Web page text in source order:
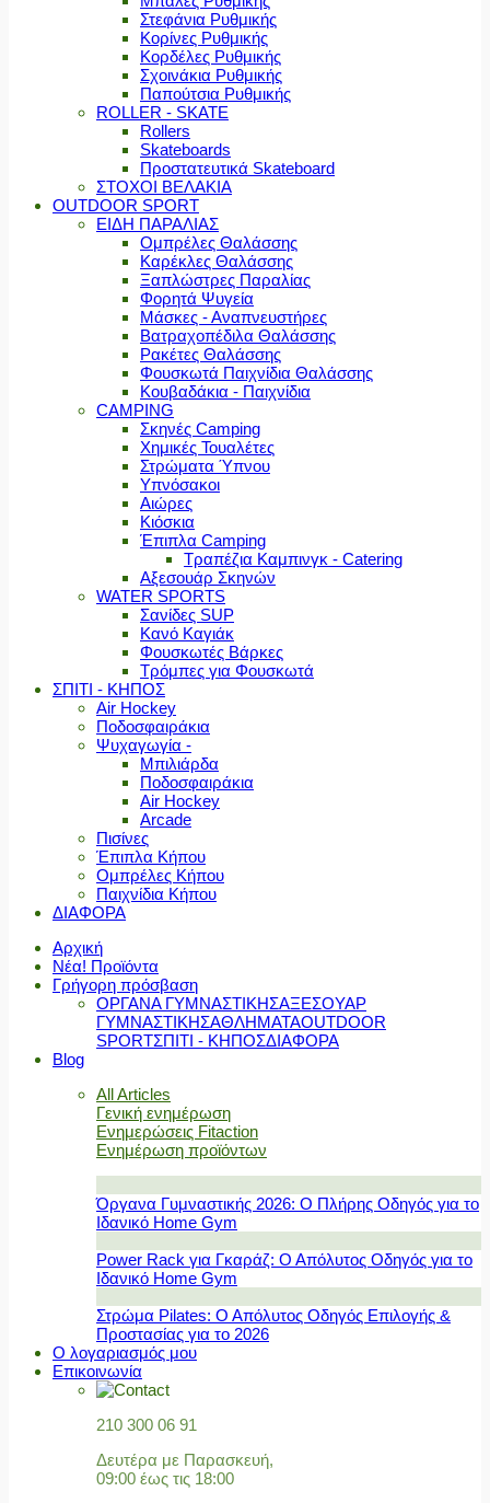
Στεφάνια Ρυθμικής
Κορίνες Ρυθμικής
Κορδέλες Ρυθμικής
Σχοινάκια Ρυθμικής
Παπούτσια Ρυθμικής
ROLLER - SKATE
Rollers
Skateboards
Προστατευτικά Skateboard
ΣΤΟΧΟΙ ΒΕΛΑΚΙΑ
OUTDOOR SPORT
ΕΙΔΗ ΠΑΡΑΛΙΑΣ
Ομπρέλες Θαλάσσης
Καρέκλες Θαλάσσης
Ξαπλώστρες Παραλίας
Φορητά Ψυγεία
Μάσκες - Αναπνευστήρες
Βατραχοπέδιλα Θαλάσσης
Ρακέτες Θαλάσσης
Φουσκωτά Παιχνίδια Θαλάσσης
Κουβαδάκια - Παιχνίδια
CAMPING
Σκηνές Camping
Χημικές Τουαλέτες
Στρώματα Ύπνου
Υπνόσακοι
Αιώρες
Κιόσκια
Έπιπλα Camping
Τραπέζια Καμπινγκ - Catering
Αξεσουάρ Σκηνών
WATER SPORTS
Σανίδες SUP
Κανό Καγιάκ
Φουσκωτές Βάρκες
Τρόμπες για Φουσκωτά
ΣΠΙΤΙ - ΚΗΠΟΣ
Air Hockey
Ποδοσφαιράκια
Ψυχαγωγία -
Μπιλιάρδα
Ποδοσφαιράκια
Air Hockey
Arcade
Πισίνες
Έπιπλα Κήπου
Ομπρέλες Κήπου
Παιχνίδια Κήπου
ΔΙΑΦΟΡΑ
Αρχική
Νέα! Προϊόντα
Γρήγορη πρόσβαση
ΟΡΓΑΝΑ ΓΥΜΝΑΣΤΙΚΗΣΑΞΕΣΟΥΑΡ
ΓΥΜΝΑΣΤΙΚΗΣΑΘΛΗΜΑΤΑOUTDOOR
SPORTΣΠΙΤΙ - ΚΗΠΟΣΔΙΑΦΟΡΑ
Blog
All Articles
Γενική ενημέρωση
Ενημερώσεις Fitaction
Ενημέρωση προϊόντων
Όργανα Γυμναστικής 2026: Ο Πλήρης Οδηγός για το
Ιδανικό Home Gym
Power Rack για Γκαράζ: Ο Απόλυτος Οδηγός για το
Ιδανικό Home Gym
Στρώμα Pilates: Ο Απόλυτος Οδηγός Επιλογής &
Προστασίας για το 2026
Ο λογαριασμός μου
Επικοινωνία
210 300 06 91
Δευτέρα με Παρασκευή,
09:00 έως τις 18:00